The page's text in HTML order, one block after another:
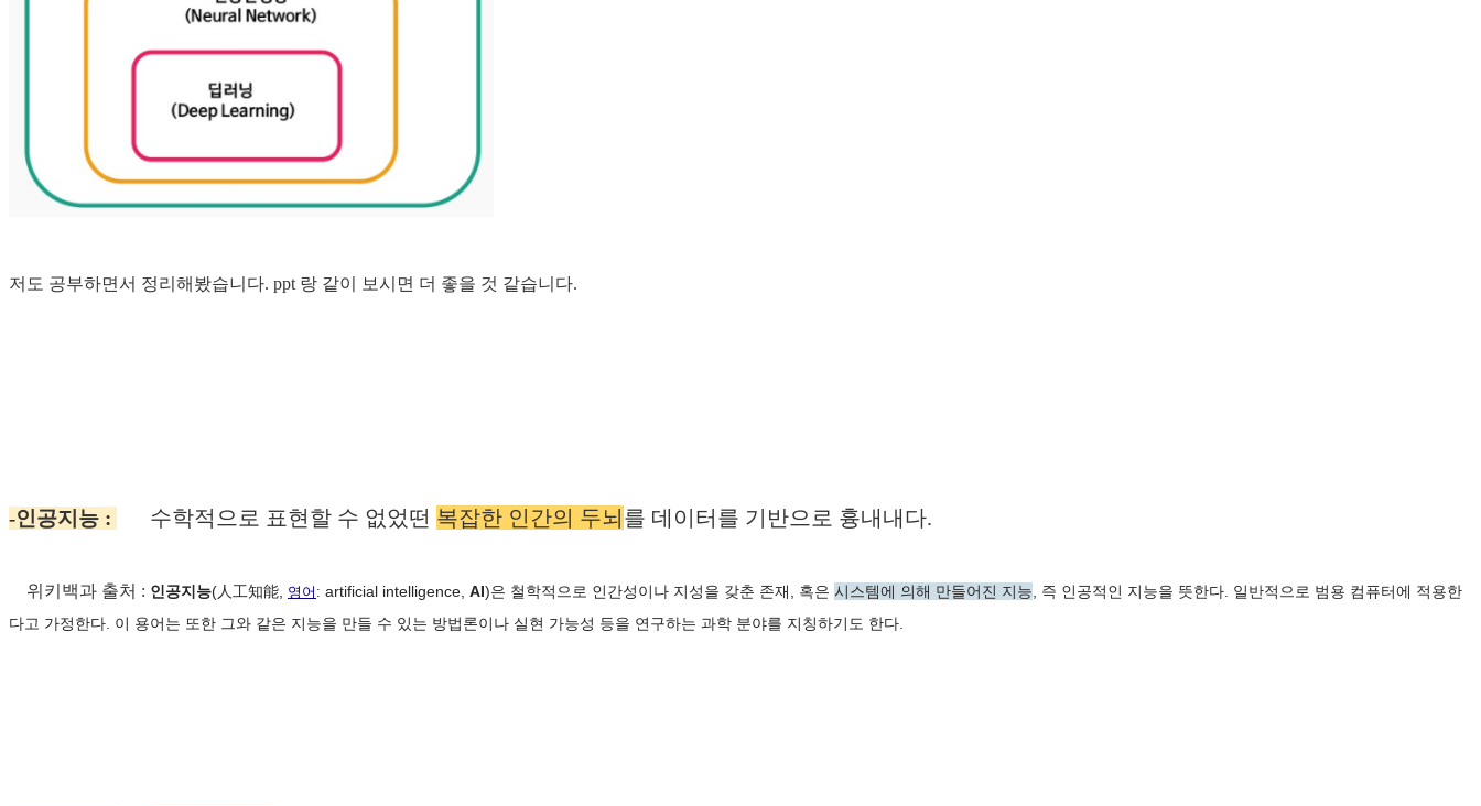
저도 공부하면서 정리해봤습니다. ppt 랑 같이 보시면 더 좋을 것 같습니다.
-인공지능 : 수학적으로 표현할 수 없었떤 복잡한 인간의 두뇌를 데이터를 기반으로 흉내내다.
위키백과 출처 : 인공지능(人工知能, 영어 : artificial intelligence, AI)은 철학적으로 인간성이나 지성을 갖춘 존재, 혹은 시스템에 의해 만들어진 지능 , 즉 인공적인 지능을 뜻한다. 일반적으로 범용 컴퓨터에 적용한
다고 가정한다. 이 용어는 또한 그와 같은 지능을 만들 수 있는 방법론이나 실현 가능성 등을 연구하는 과학 분야를 지칭하기도 한다.